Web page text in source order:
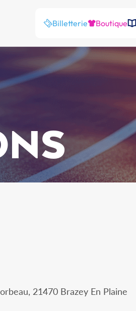
Billetterie Boutique
21470 Brazey En Plaine